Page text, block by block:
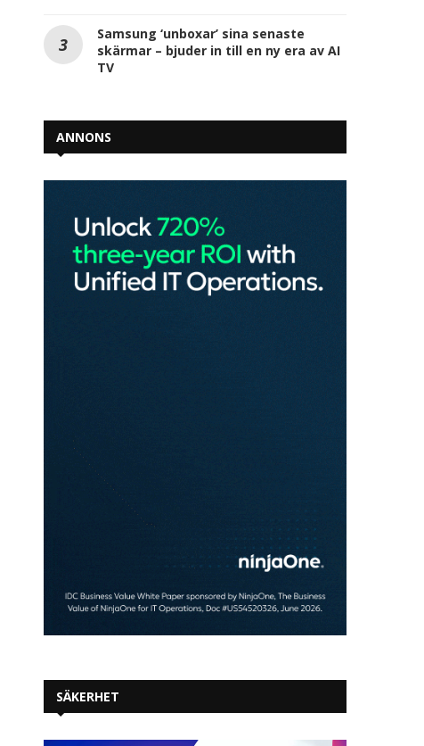
Samsung ‘unboxar’ sina senaste
skärmar – bjuder in till en ny era av AI
TV
ANNONS
SÄKERHET